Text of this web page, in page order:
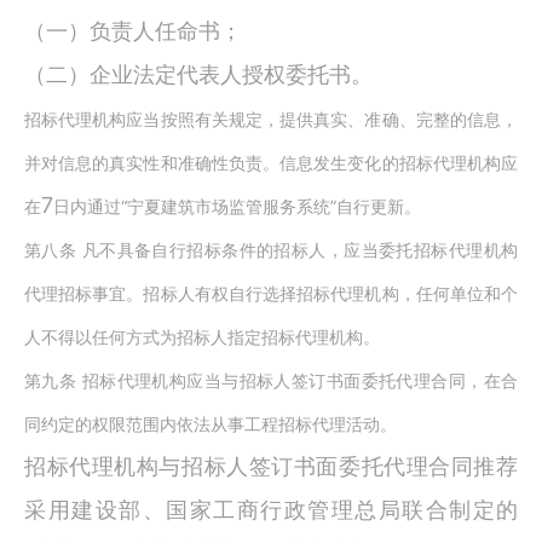
（一）负责人任命书；
（二）企业法定代表人授权委托书。
招标代理机构应当按照有关规定，提供真实、准确、完整的信息，
并对信息的真实性和准确性负责。信息发生变化的招标代理机构应
在7 日内通过“宁夏建筑市场监管服务系统”自行更新。
第八条 凡不具备自行招标条件的招标人，应当委托招标代理机构
代理招标事宜。招标人有权自行选择招标代理机构，任何单位和个
人不得以任何方式为招标人指定招标代理机构。
第九条 招标代理机构应当与招标人签订书面委托代理合同，在合
同约定的权限范围内依法从事工程招标代理活动。
招标代理机构与招标人签订书面委托代理合同推荐
采用建设部、国家工商行政管理总局联合制定的